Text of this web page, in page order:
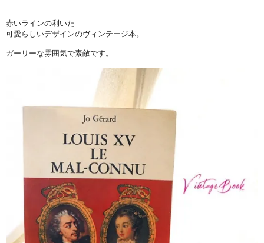
赤いラインの利いた
可愛らしいデザインのヴィンテージ本。
ガーリーな雰囲気で素敵です。